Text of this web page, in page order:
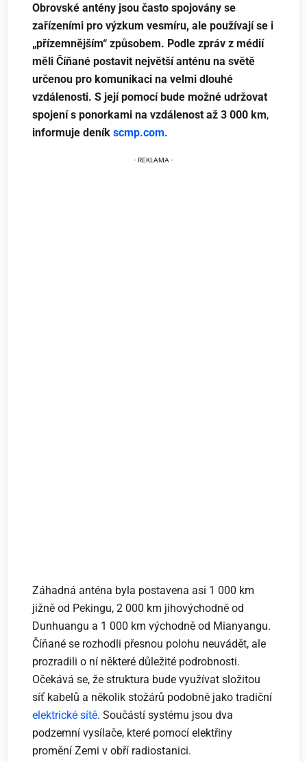
Obrovské antény jsou často spojovány se
zařízeními pro výzkum vesmíru, ale používají se i
„přízemnějším“ způsobem. Podle zpráv z médií
měli Číňané postavit největší anténu na světě
určenou pro komunikaci na velmi dlouhé
vzdálenosti. S její pomocí bude možné udržovat
spojení s ponorkami na vzdálenost až 3 000 km,
informuje deníkscmp.com.
Záhadná anténa byla postavena asi 1 000 km
jižně od Pekingu, 2 000 km jihovýchodně od
Dunhuangu a 1 000 km východně od Mianyangu.
Číňané se rozhodli přesnou polohu neuvádět, ale
prozradili o ní některé důležité podrobnosti.
Očekává se, že struktura bude využívat složitou
síť kabelů a několik stožárů podobně jako tradiční
elektrické sítě. Součástí systému jsou dva
podzemní vysílače, které pomocí elektřiny
promění Zemi v obří radiostanici.